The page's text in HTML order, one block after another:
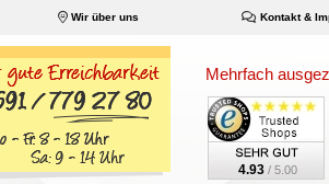
Wir über uns Kontakt &
Mehrfach
4.93 / 5.00